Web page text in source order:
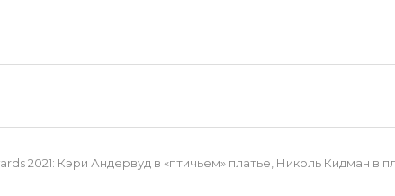
2021: Кэри Андервуд в «птичьем» платье, Николь Кидман в